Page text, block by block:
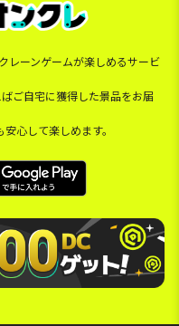
レーンゲームが楽しめるサービ
ご自宅に獲得した景品をお届
心して楽しめます。